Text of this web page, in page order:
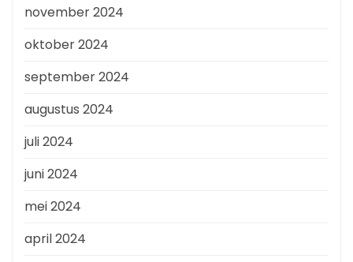
november 2024
oktober 2024
september 2024
augustus 2024
juli 2024
juni 2024
mei 2024
april 2024